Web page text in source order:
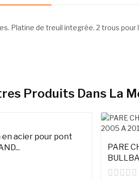
Platine de treuil integrée. 2 trous
Produits Dans La
pour pont
PARE